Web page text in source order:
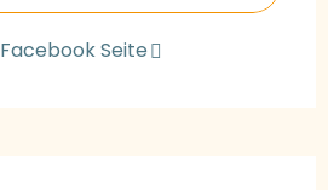
Facebook Seite